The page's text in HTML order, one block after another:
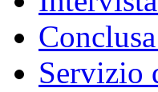
Servizio